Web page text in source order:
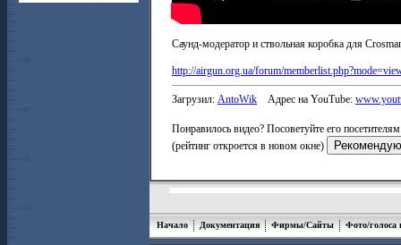
Саунд-модератор и ствольная коробка для
http://airgun.org.ua/forum/
Загрузил: AntoWik Адрес на YouTube:
Понравилось видео? Посоветуйте его посетителям
(рейтинг откроется в новом окне)
Начало Документация Фирмы/Сайты Фото/голоса